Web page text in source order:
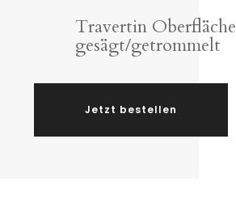
Travertin Oberfläche
gesägt/getrommelt
Jetzt bestellen